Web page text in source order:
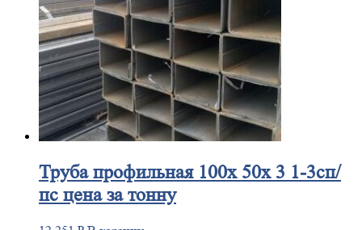
Трубапрофильная 100х 50х 3 1-3сп/
пс цена за тонну